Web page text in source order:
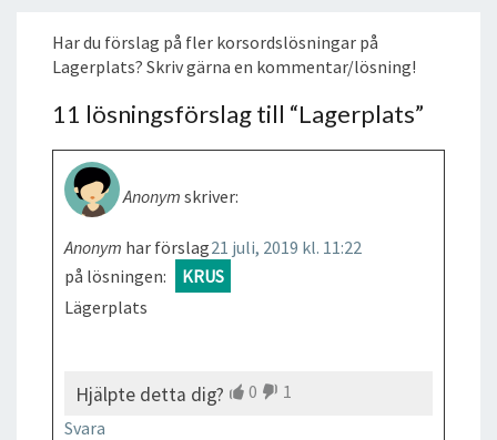
Har du förslag på fler korsordslösningar på
Lagerplats? Skriv gärna en kommentar/lösning!
11 lösningsförslag till “Lagerplats”
Anonym skriver:
21 juli, 2019 kl. 11:22
Anonym har förslag
på lösningen:
KRUS
Lägerplats
Hjälpte detta dig? 0
1
Svara